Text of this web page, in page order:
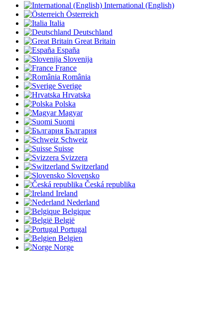
International (English)
Österreich
Italia
Deutschland
Great Britain
España
Slovenija
France
România
Sverige
Hrvatska
Polska
Magyar
Suomi
България
Schweiz
Suisse
Svizzera
Switzerland
Slovensko
Česká republika
Ireland
Nederland
Belgique
België
Portugal
Belgien
Norge